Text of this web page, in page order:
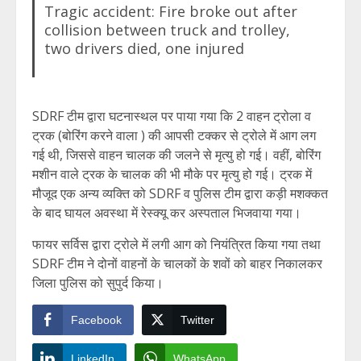
Tragic accident: Fire broke out after
collision between truck and trolley,
two drivers died, one injured
SDRF टीम द्वारा घटनास्थल पर पाया गया कि 2 वाहन ट्रोला व
ट्रक (बोरिंग करने वाला ) की आपसी टक्कर से ट्रोले में आग लग
गई थी, जिससे वाहन चालक की जलने से मृत्यु हो गई। वहीं, बोरिंग
मशीन वाले ट्रक के चालक की भी मौके पर मृत्यु हो गई। ट्रक में
मौजूद एक अन्य व्यक्ति को SDRF व पुलिस टीम द्वारा कड़ी मशक्कत
के बाद घायल अवस्था में रेस्क्यू कर अस्पताल भिजवाया गया।
फायर सर्विस द्वारा ट्रोले में लगी आग को नियंत्रित किया गया तथा
SDRF टीम ने दोनों वाहनों के चालकों के शवों को बाहर निकालकर
जिला पुलिस को सुपुर्द किया।
Facebook Twitter
LinkedIn WhatsApp